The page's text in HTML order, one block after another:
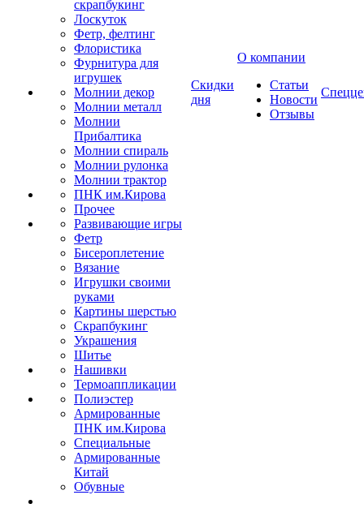
скрапбукинг
Лоскуток
Фетр, фелтинг
Флористика
Фурнитура для
игрушек
Молнии декор
Молнии металл
Молнии
Прибалтика
Молнии спираль
Молнии рулонка
Молнии трактор
ПНК им.Кирова
Прочее
Развивающие игры
Фетр
Бисероплетение
Вязание
Игрушки своими
руками
Картины шерстью
Скрапбукинг
Украшения
Шитье
Нашивки
Термоаппликации
Полиэстер
Армированные
ПНК им.Кирова
Специальные
Армированные
Китай
Обувные
Скидки
дня
О компании
Статьи
Новости
Отзывы